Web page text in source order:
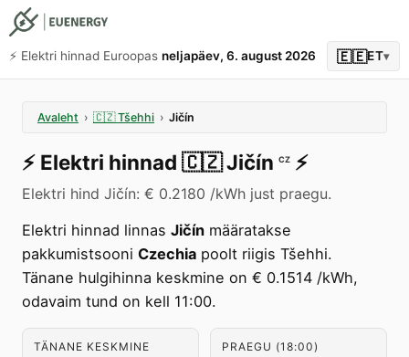
⚡️ Elektri hinnad Euroopas neljapäev, 6. august 2026 🇪🇪ET▾
Avaleht › 🇨🇿 Tšehhi › Jičín
⚡️ Elektri hinnad 🇨🇿Jičín CZ ⚡️
Elektri hind Jičín: € 0.2180 /kWh just praegu.
Elektri hinnad linnas Jičín määratakse
pakkumistsooni Czechia poolt riigis Tšehhi.
Tänane hulgihinna keskmine on € 0.1514 /kWh,
odavaim tund on kell 11:00.
TÄNANE KESKMINE PRAEGU (18:00)